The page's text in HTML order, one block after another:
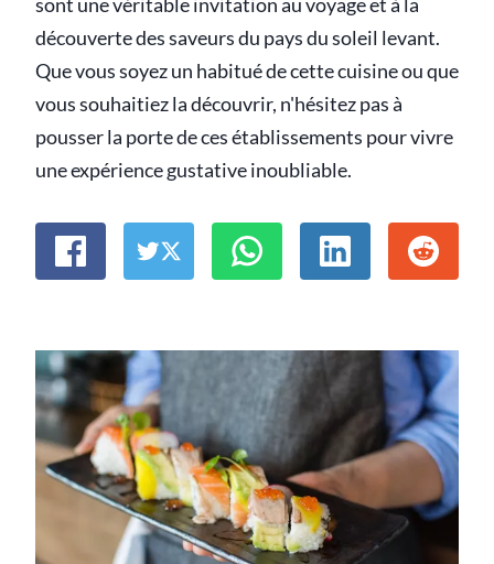
sont une véritable invitation au voyage et à la
découverte des saveurs du pays du soleil levant.
Que vous soyez un habitué de cette cuisine ou que
vous souhaitiez la découvrir, n'hésitez pas à
pousser la porte de ces établissements pour vivre
une expérience gustative inoubliable.